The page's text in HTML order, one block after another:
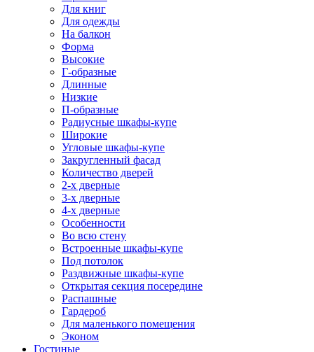
Для книг
Для одежды
На балкон
Форма
Высокие
Г-образные
Длинные
Низкие
П-образные
Радиусные шкафы-купе
Широкие
Угловые шкафы-купе
Закругленный фасад
Количество дверей
2-х дверные
3-х дверные
4-х дверные
Особенности
Во всю стену
Встроенные шкафы-купе
Под потолок
Раздвижные шкафы-купе
Открытая секция посередине
Распашные
Гардероб
Для маленького помещения
Эконом
Гостиные